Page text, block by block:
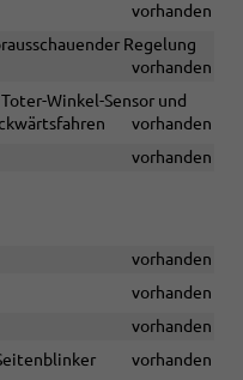
vorhanden
Regelung
vorhanden
Winkel-Sensor und
vorhanden
vorhanden
vorhanden
vorhanden
vorhanden
vorhanden